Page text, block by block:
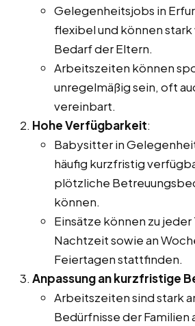
Gelegenheitsjobs in
flexibel und können stark
Bedarf der Eltern.
Arbeitszeiten können
unregelmäßig sein, oft
vereinbart.
Hohe Verfügbarkeit:
Babysitter in
häufig kurzfristig
plötzliche
können.
Einsätze können zu jeder
Nachtzeit sowie an
Feiertagen stattfinden.
Anpassung an kurzfristige
Arbeitszeiten sind stark
Bedürfnisse der Familien